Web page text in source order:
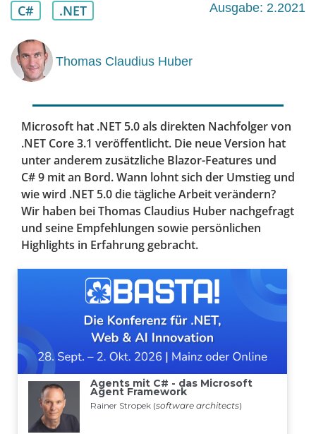
C# .NET Ausgabe: 2.2021
Thomas Claudius Huber
Microsoft hat .NET 5.0 als direkten Nachfolger von
.NET Core 3.1 veröffentlicht. Die neue Version hat
unter anderem zusätzliche Blazor-Features und
C# 9 mit an Bord. Wann lohnt sich der Umstieg und
wie wird .NET 5.0 die tägliche Arbeit verändern?
Wir haben bei Thomas Claudius Huber nachgefragt
und seine Empfehlungen sowie persönlichen
Highlights in Erfahrung gebracht.